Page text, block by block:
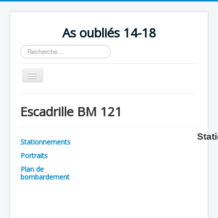
As oubliés 14-18
Rechercher
Basculer
la
Chronologie
Avions
Personnels
Escadrille BM 121
Stationnements
Portraits
Plan de
bombardement